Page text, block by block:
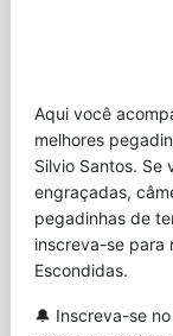
Aqui você
melhores
Silvio Santos. Se
engraçadas,
pegadinhas de
inscreva-se para
Escondidas.
🔔 Inscreva-se